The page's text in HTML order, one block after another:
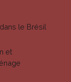
le Brésil
et